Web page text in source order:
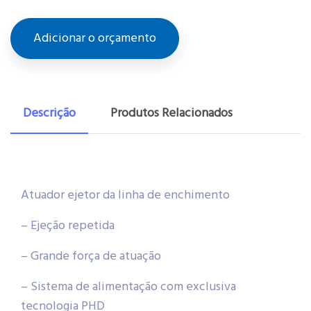
Adicionar o orçamento
Descrição Produtos Relacionados
Atuador ejetor da linha de enchimento
– Ejeção repetida
– Grande força de atuação
– Sistema de alimentação com exclusiva
tecnologia PHD